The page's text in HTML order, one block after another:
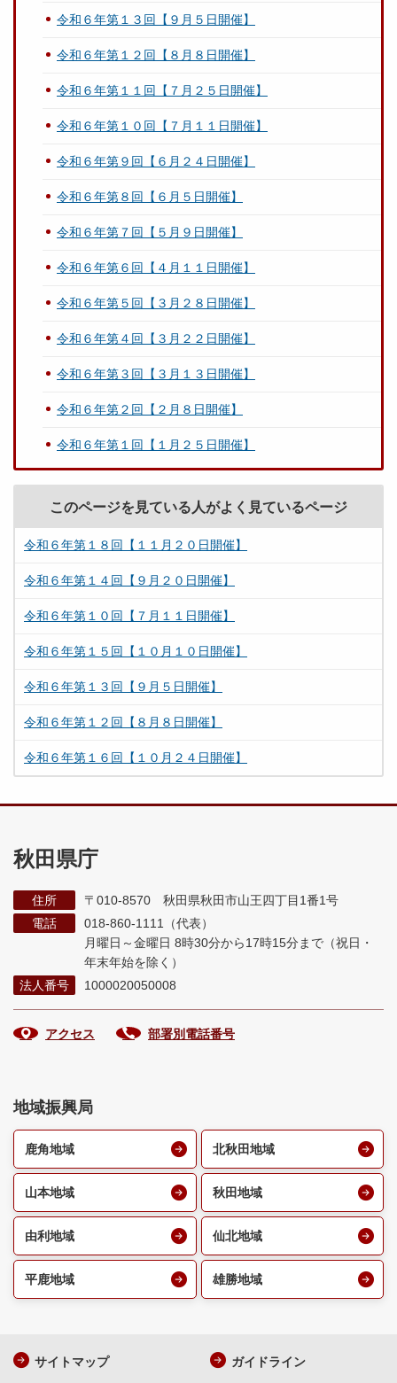
令和６年第１３回【９月５日開催】
令和６年第１２回【８月８日開催】
令和６年第１１回【７月２５日開催】
令和６年第１０回【７月１１日開催】
令和６年第９回【６月２４日開催】
令和６年第８回【６月５日開催】
令和６年第７回【５月９日開催】
令和６年第６回【４月１１日開催】
令和６年第５回【３月２８日開催】
令和６年第４回【３月２２日開催】
令和６年第３回【３月１３日開催】
令和６年第２回【２月８日開催】
令和６年第１回【１月２５日開催】
このページを見ている人がよく見ているページ
令和６年第１８回【１１月２０日開催】
令和６年第１４回【９月２０日開催】
令和６年第１０回【７月１１日開催】
令和６年第１５回【１０月１０日開催】
令和６年第１３回【９月５日開催】
令和６年第１２回【８月８日開催】
令和６年第１６回【１０月２４日開催】
秋田県庁
住所
〒010-8570 秋田県秋田市山王四丁目1番1号
電話
018-860-1111（代表）
月曜日～金曜日 8時30分から17時15分まで （祝日・
年末年始を除く）
法人番号
1000020050008
アクセス 部署別電話番号
地域振興局
鹿角地域 北秋田地域
山本地域 秋田地域
由利地域 仙北地域
平鹿地域 雄勝地域
サイトマップ ガイドライン